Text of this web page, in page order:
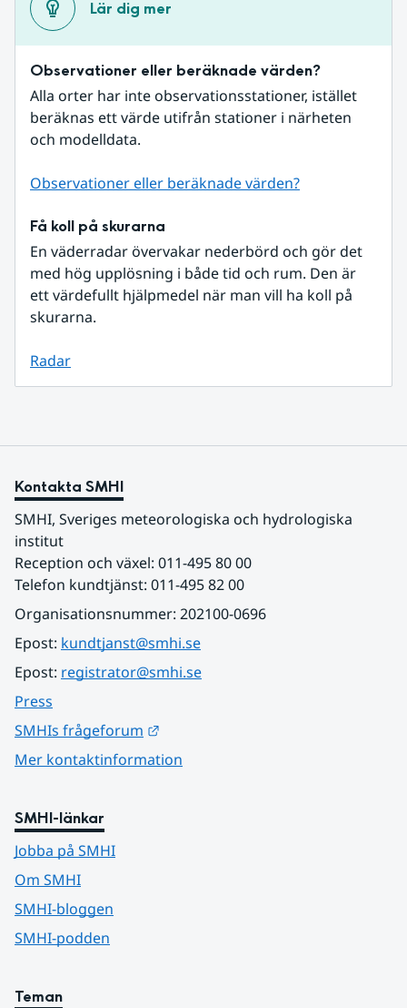
Lär dig mer
Observationer eller beräknade värden?
Alla orter har inte observationsstationer, istället
beräknas ett värde utifrån stationer i närheten
och modelldata.
Observationer eller beräknade värden?
Få koll på skurarna
En väderradar övervakar nederbörd och gör det
med hög upplösning i både tid och rum. Den är
ett värdefullt hjälpmedel när man vill ha koll på
skurarna.
Radar
Kontakta SMHI
SMHI, Sveriges meteorologiska och hydrologiska
institut
Reception och växel: 011-495 80 00
Telefon kundtjänst: 011-495 82 00
Organisationsnummer: 202100-0696
Epost: kundtjanst@smhi.se
Epost: registrator@smhi.se
Press
SMHIs frågeforum
Mer kontaktinformation
SMHI-länkar
Jobba på SMHI
Om SMHI
SMHI-bloggen
SMHI-podden
Teman